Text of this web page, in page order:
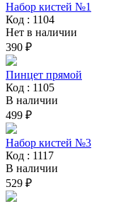
Набор кистей №1
Код : 1104
Нет в наличии
390 ₽
Пинцет прямой
Код : 1105
В наличии
499 ₽
Набор кистей №3
Код : 1117
В наличии
529 ₽